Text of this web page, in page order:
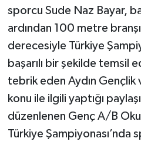
sporcu Sude Naz Bayar,
ardından 100 metre
derecesiyle Türkiye
başarılı bir şekilde temsil
tebrik eden Aydın Gençlik
konu ile ilgili yaptığı
düzenlenen Genç A/B
Türkiye Şampiyonası’nda